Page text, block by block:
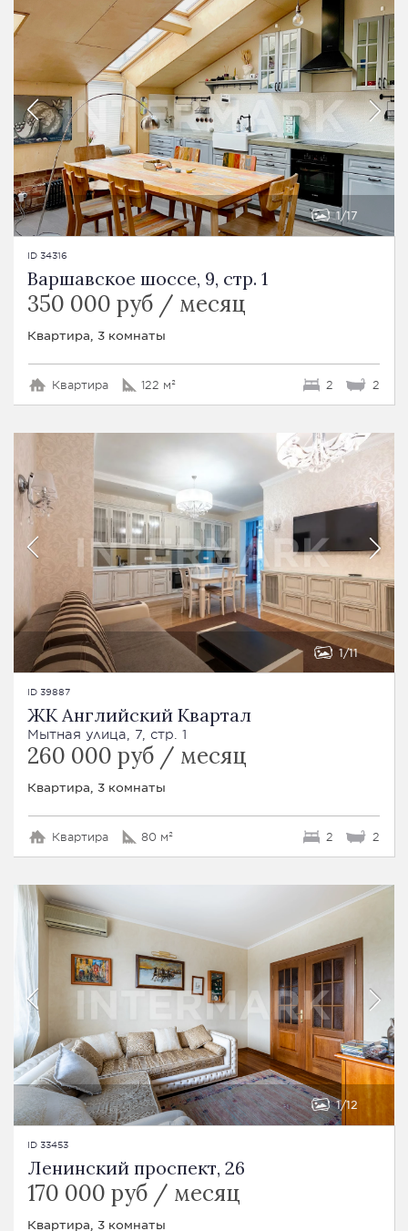
1 17
ID 34316
Варшавское шоссе, 9, стр. 1
350 000 руб / месяц
Квартира, 3 комнаты
Квартира 122 м² 2 2
1 11
ID 39887
ЖК Английский Квартал
Мытная улица, 7, стр. 1
260 000 руб / месяц
Квартира, 3 комнаты
Квартира 80 м² 2 2
1 12
ID 33453
Ленинский проспект, 26
170 000 руб / месяц
Квартира, 3 комнаты